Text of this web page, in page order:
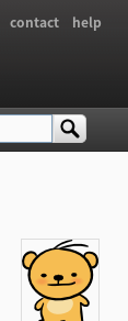
contact help
찾기